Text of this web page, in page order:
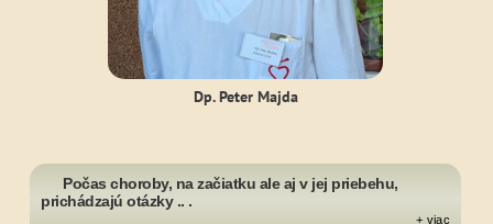
Dp. Peter Majda
Počas choroby, na začiatku ale aj v jej priebehu,
prichádzajú otázky .. .